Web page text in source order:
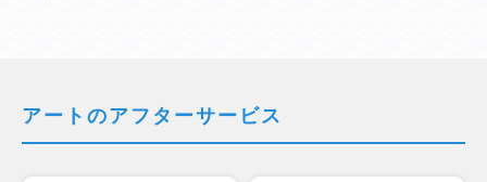
アートのアフターサービス